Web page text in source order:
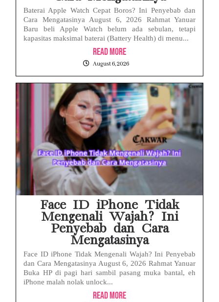
Baterai Apple Watch Cepat Boros? Ini Penyebab dan
Cara Mengatasinya August 6, 2026 Rahmat Yanuar
Baru beli Apple Watch belum ada sebulan, tetapi
kapasitas maksimal baterai (Battery Health) di menu...
Read More
August 6, 2026
Face ID iPhone Tidak
Mengenali Wajah? Ini
Penyebab dan Cara
Mengatasinya
Face ID iPhone Tidak Mengenali Wajah? Ini Penyebab
dan Cara Mengatasinya August 6, 2026 Rahmat Yanuar
Buka HP di pagi hari sambil pasang muka bantal, eh
iPhone malah nolak unlock...
Read More